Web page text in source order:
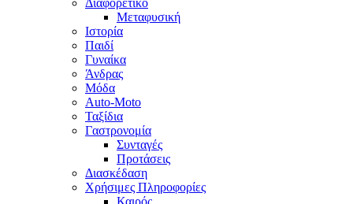
Διαφορετικό
Μεταφυσική
Ιστορία
Παιδί
Γυναίκα
Άνδρας
Μόδα
Auto-Moto
Ταξίδια
Γαστρονομία
Συνταγές
Προτάσεις
Διασκέδαση
Χρήσιμες Πληροφορίες
Καιρός